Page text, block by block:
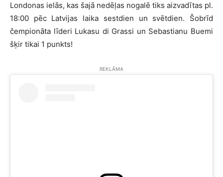
Londonas ielās, kas šajā nedēļas nogalē tiks aizvadītas pl.
18:00 pēc Latvijas laika sestdien un svētdien. Šobrīd
čempionāta līderi Lukasu di Grassi un Sebastianu Buemi
šķir tikai 1 punkts!
REKLĀMA